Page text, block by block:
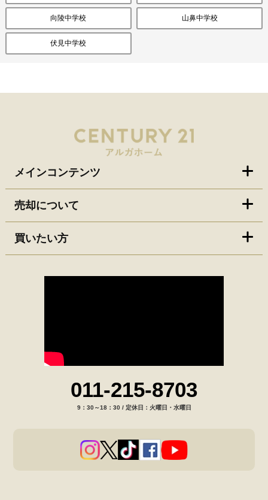
向陵中学校 山鼻中学校
伏見中学校
メインコンテンツ
売却について
買いたい方
011-215-8703
9：30～18：30 / 定休日：火曜日・水曜日